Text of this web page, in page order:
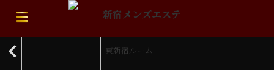
東新宿ルーム